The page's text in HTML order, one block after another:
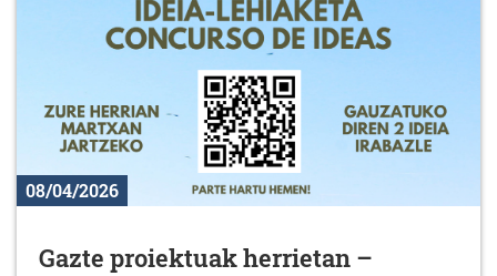
08/04/2026
Gazte proiektuak herrietan –